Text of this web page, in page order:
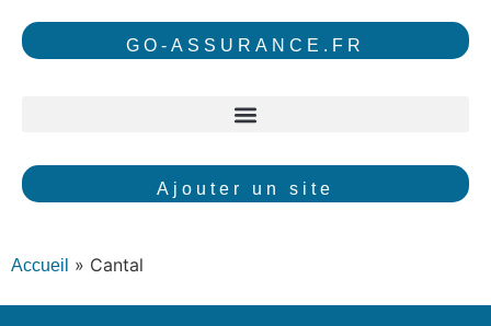
GO-ASSURANCE.FR
Ajouter un site
Accueil » Cantal